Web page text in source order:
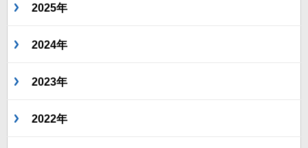
2025年
2024年
2023年
2022年